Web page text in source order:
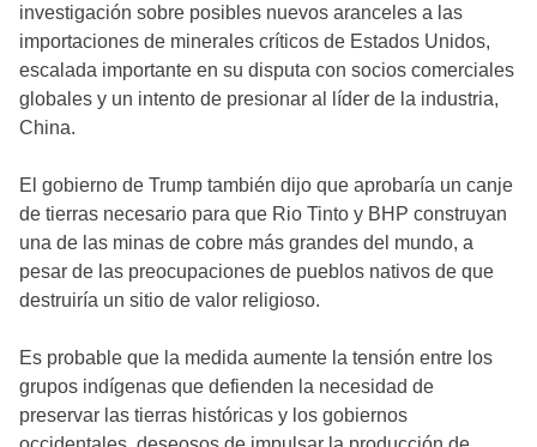
investigación sobre posibles nuevos aranceles a las
importaciones de minerales críticos de Estados Unidos,
escalada importante en su disputa con socios comerciales
globales y un intento de presionar al líder de la industria,
China.
El gobierno de Trump también dijo que aprobaría un canje
de tierras necesario para que Rio Tinto y BHP construyan
una de las minas de cobre más grandes del mundo, a
pesar de las preocupaciones de pueblos nativos de que
destruiría un sitio de valor religioso.
Es probable que la medida aumente la tensión entre los
grupos indígenas que defienden la necesidad de
preservar las tierras históricas y los gobiernos